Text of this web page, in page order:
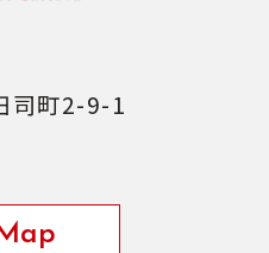
司町2-9-1